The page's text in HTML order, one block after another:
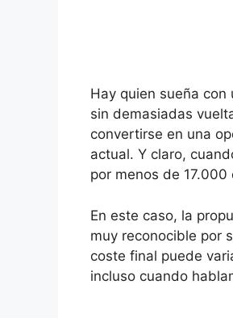
Hay quien sueña
sin demasiadas
convertirse en una
actual. Y claro,
por menos de
En este caso, la
muy reconocible por
coste final puede
incluso cuando